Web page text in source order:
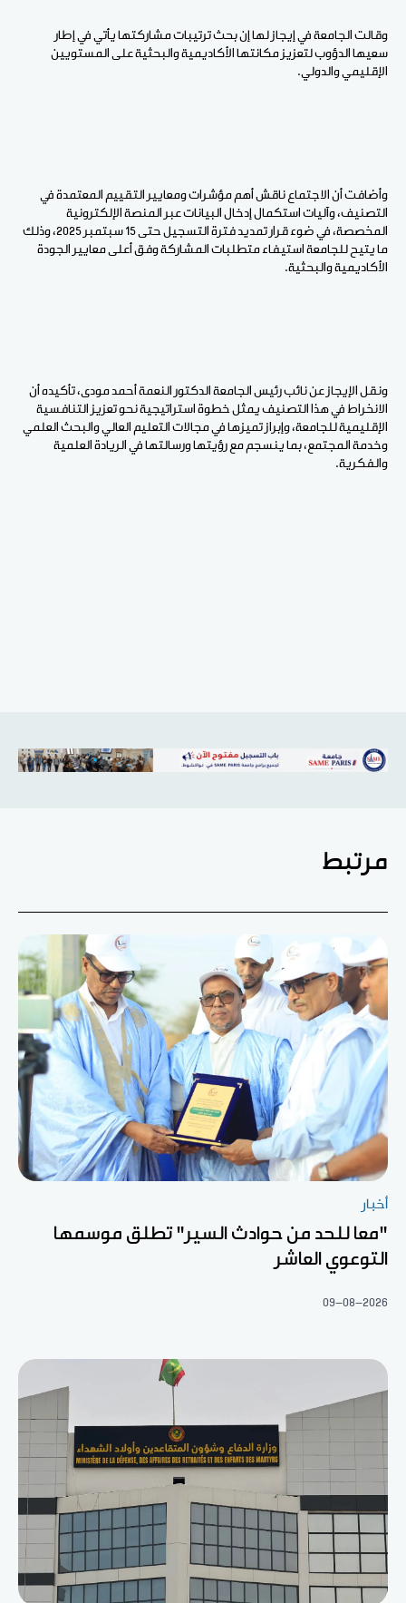
وقالت الجامعة في إيجاز لها إن بحث ترتيبات مشاركتها يأتي في إطار
سعيها الدؤوب لتعزيز مكانتها الأكاديمية والبحثية على المستويين
الإقليمي والدولي.
وأضافت أن الاجتماع ناقش أهم مؤشرات ومعايير التقييم المعتمدة في
التصنيف، وآليات استكمال إدخال البيانات عبر المنصة الإلكترونية
المخصصة، في ضوء قرار تمديد فترة التسجيل حتى 15 سبتمبر 2025، وذلك
ما يتيح للجامعة استيفاء متطلبات المشاركة وفق أعلى معايير الجودة
الأكاديمية والبحثية.
ونقل الإيجاز عن نائب رئيس الجامعة الدكتور النعمة أحمد مودى، تأكيده أن
الانخراط في هذا التصنيف يمثل خطوة استراتيجية نحو تعزيز التنافسية
الإقليمية للجامعة، وإبراز تميزها في مجالات التعليم العالي والبحث العلمي
وخدمة المجتمع، بما ينسجم مع رؤيتها ورسالتها في الريادة العلمية
والفكرية.
مرتبط
أخبار
"معا للحد من حوادث السير" تطلق موسمها
التوعوي العاشر
09-08-2026